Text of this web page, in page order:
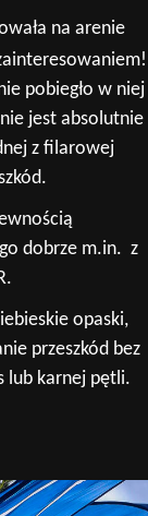
na arenie
pobiegło w niej
jest absolutnie
z filarowej
dobrze m.in. z
opaski,
przeszkód bez
lub karnej pętli.